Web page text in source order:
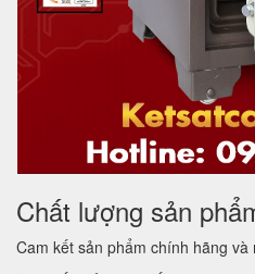
Chất lượng sản
Cam kết sản phẩm chính hãng và